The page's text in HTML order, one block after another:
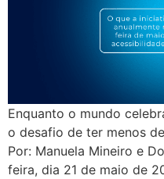
Enquanto o mundo
o desafio de ter menos
Por: Manuela Mineiro e
feira, dia 21 de maio de